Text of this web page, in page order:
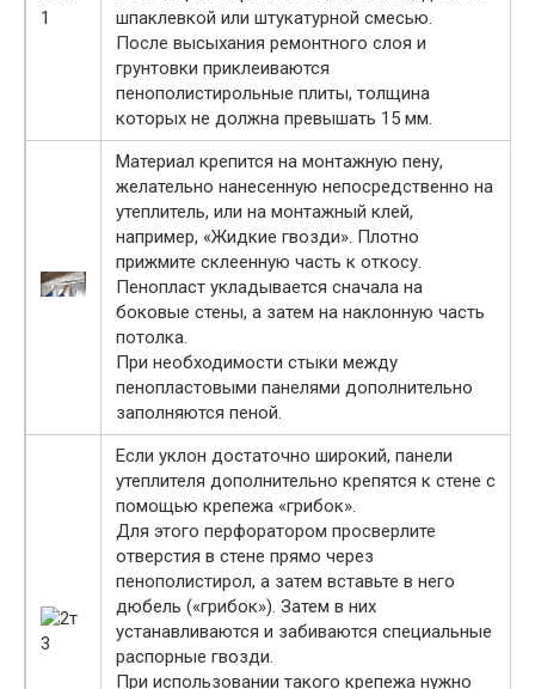
шпаклевкой или штукатурной смесью.
После высыхания ремонтного слоя и
грунтовки приклеиваются
пенополистирольные плиты, толщина
которых не должна превышать 15 мм.
Материал крепится на монтажную пену,
желательно нанесенную непосредственно на
утеплитель, или на монтажный клей,
например, «Жидкие гвозди». Плотно
прижмите склеенную часть к откосу.
Пенопласт укладывается сначала на
боковые стены, а затем на наклонную часть
потолка.
При необходимости стыки между
пенопластовыми панелями дополнительно
заполняются пеной.
Если уклон достаточно широкий, панели
утеплителя дополнительно крепятся к стене с
помощью крепежа «грибок».
Для этого перфоратором просверлите
отверстия в стене прямо через
пенополистирол, а затем вставьте в него
дюбель («грибок»). Затем в них
устанавливаются и забиваются специальные
распорные гвозди.
При использовании такого крепежа нужно